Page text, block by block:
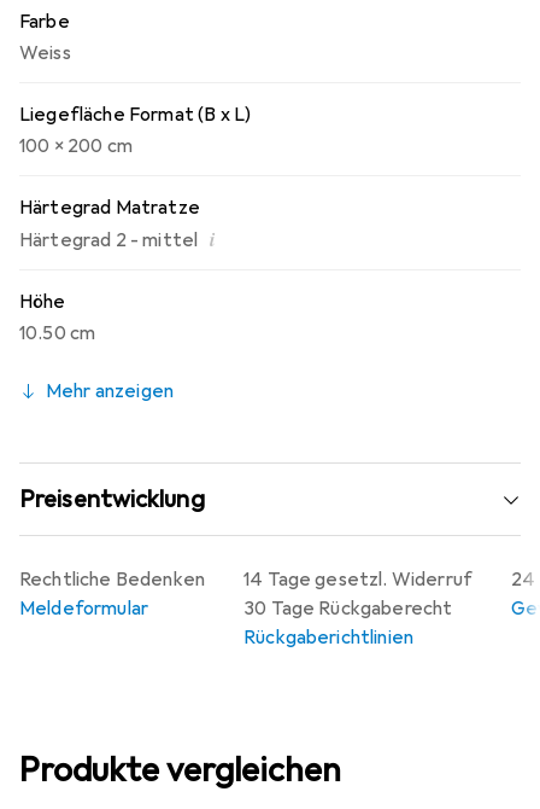
Nacht erholsam schlafen können.
Farbe
Weiss
Liegefläche Format (B x L)
100 x 200 cm
Härtegrad Matratze
Härtegrad 2 - mittel i
Höhe
10.50 cm
Mehr anzeigen
Preisentwicklung
14 Tage gesetzl. Widerruf
30 Tage Rückgaberecht
Rückgaberichtlinien
24
Rechtliche Bedenken
Meldeformular
Produkte vergleichen